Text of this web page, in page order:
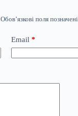
Обов’язкові поля позначені
Email *